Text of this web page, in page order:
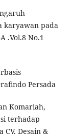
karyawan pada
.Vol.8 No.1
Persada
Komariah,
terhadap
Desain &